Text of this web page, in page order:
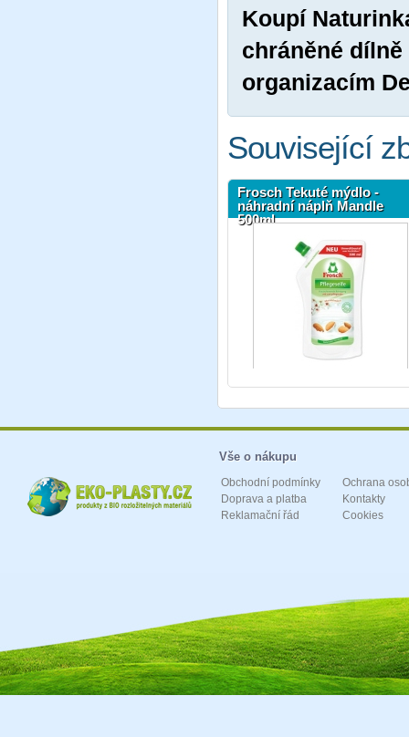
Koupí
chráněné dílně
organizacím
Související
Frosch Tekuté mýdlo -
náhradní náplň Mandle
500ml
Vše o nákupu
Obchodní podmínky
Doprava a platba
Reklamační řád
Ochrana
Kontakty
Cookies